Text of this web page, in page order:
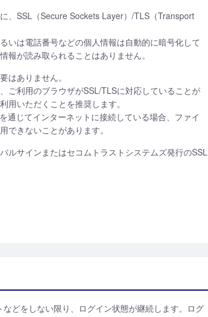
、SSL（Secure Sockets Layer）/TLS（Transport
いは電話番号などの個人情報は自動的に暗号化して
が読み取られることはありません。
はありません。
ご利用のブラウザがSSL/TLSに対応していることが
用いただくことを推奨します。
通じてインターネットに接続している場合、ファイ
できないことがあります。
ルサインまたはセコムトラストシステムズ発行のSSL
どをしない限り、ログイン状態が継続します。ログ